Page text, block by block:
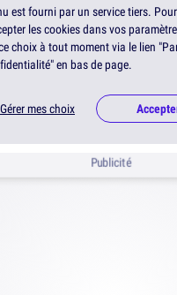
est fourni par un service tiers.
les cookies dans vos
choix à tout moment via le lien
en bas de page.
Gérer mes choix
Publicité